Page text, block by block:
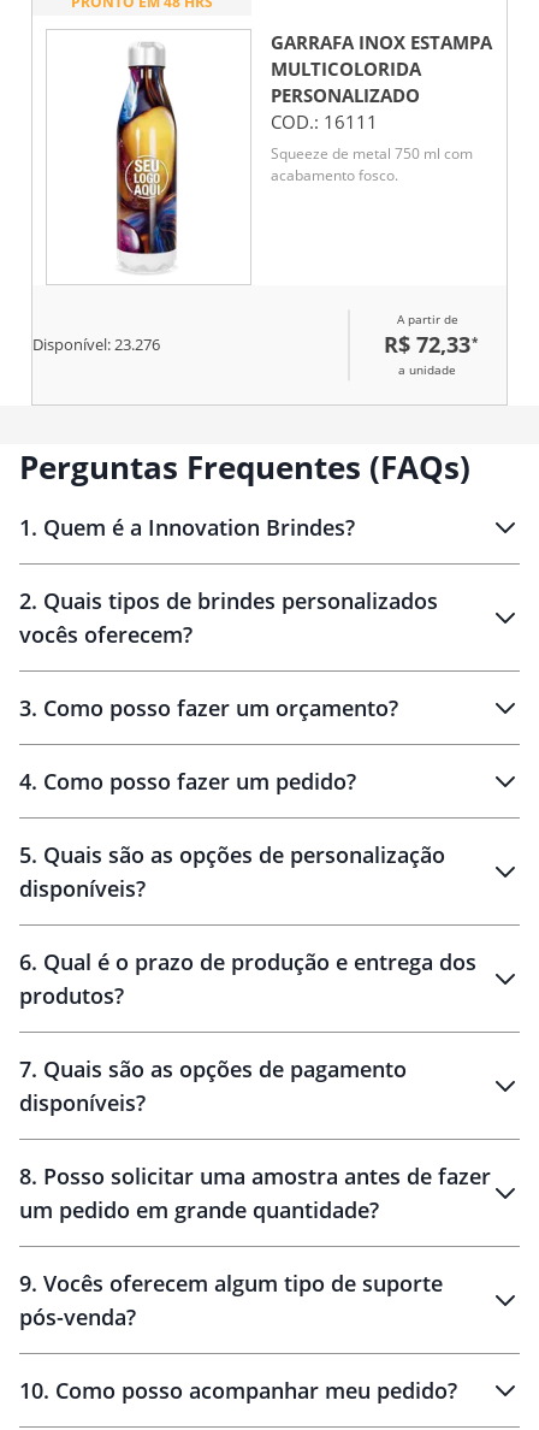
GARRAFA INOX ESTAMPA
MULTICOLORIDA
PERSONALIZADO
COD.: 16111
Squeeze de metal 750 ml com
acabamento fosco.
Disponível:23.276
A partir de
R$ 72,33*
a unidade
Perguntas Frequentes (FAQs)
1. Quem é a Innovation Brindes?
Brindes personalizados
2. Quais tipos de brindes personalizados
vocês oferecem?
personalizados
3. Como posso fazer um orçamento?
brinde
personalização
4. Como posso fazer um pedido?
amostra virtual
5. Quais são as opções de personalização
disponíveis?
6. Qual é o prazo de produção e entrega dos
produtos?
10 dias
brinde
48 horas
7. Quais são as opções de pagamento
disponíveis?
8. Posso solicitar uma amostra antes de fazer
um pedido em grande quantidade?
amostras
9. Vocês oferecem algum tipo de suporte
pós-venda?
10. Como posso acompanhar meu pedido?